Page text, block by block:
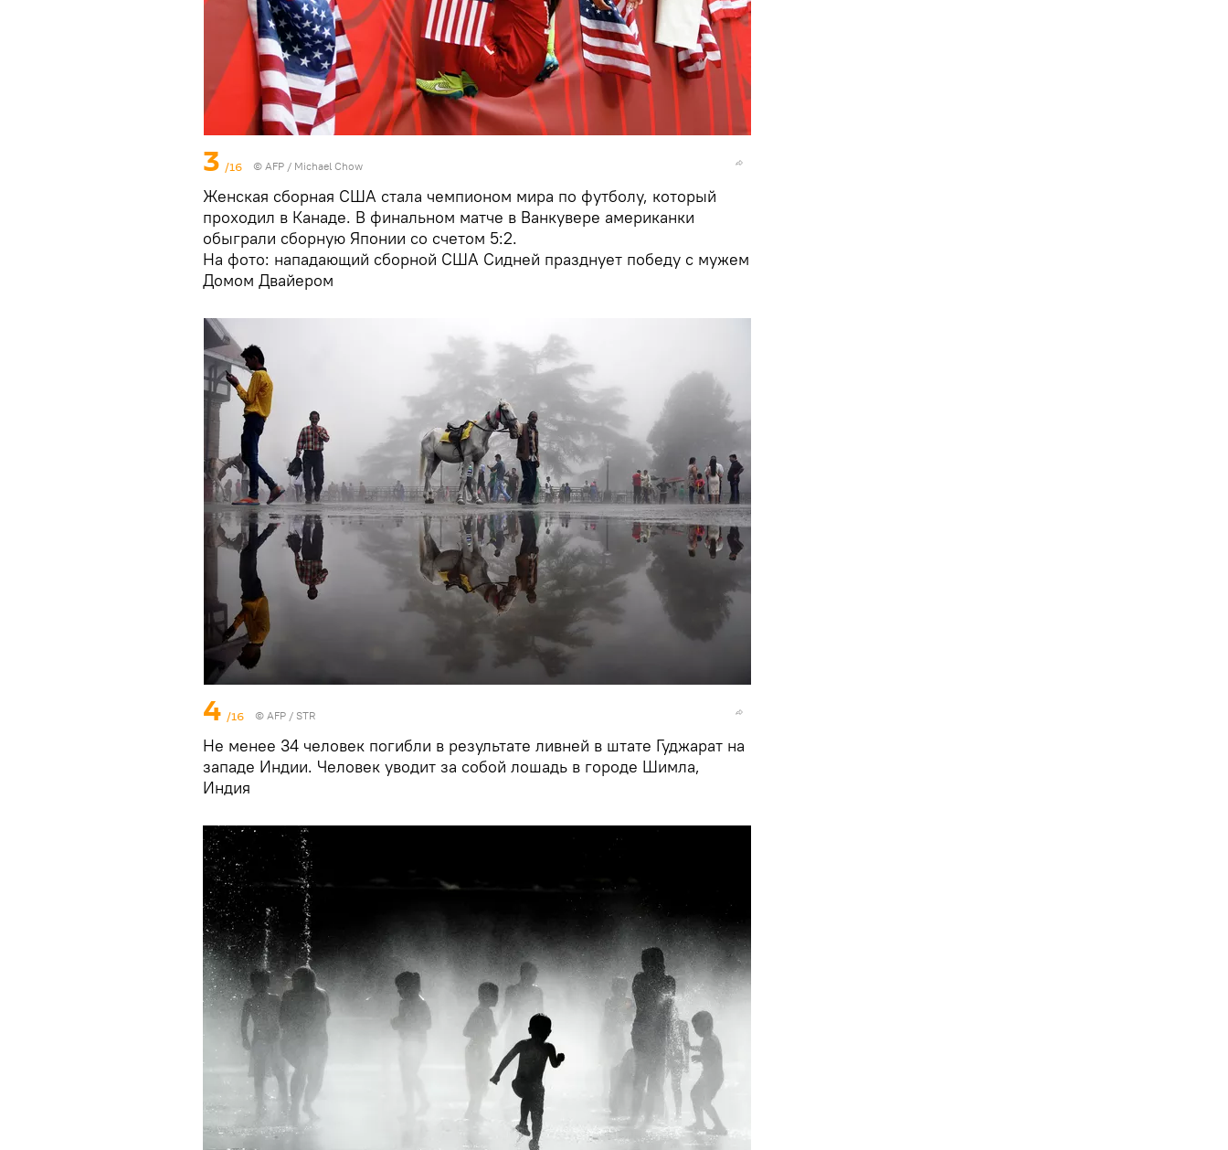
3 /16 © AFP / Michael Chow
Женская сборная США стала чемпионом мира по футболу, который
проходил в Канаде. В финальном матче в Ванкувере американки
обыграли сборную Японии со счетом 5:2.
На фото: нападающий сборной США Сидней празднует победу с мужем
Домом Двайером
4 /16 © AFP / STR
Не менее 34 человек погибли в результате ливней в штате Гуджарат на
западе Индии. Человек уводит за собой лошадь в городе Шимла,
Индия